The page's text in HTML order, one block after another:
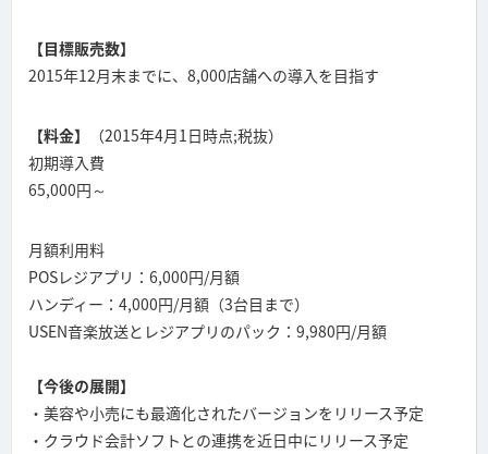
【目標販売数】
2015年12月末までに、8,000店舗への導入を目指す
【料金】
（2015年4月1日時点;税抜）
初期導入費
65,000円～
月額利用料
POSレジアプリ：6,000円/月額
ハンディー：4,000円/月額（3台目まで）
USEN音楽放送とレジアプリのパック：9,980円/月額
【今後の展開】
・美容や小売にも最適化されたバージョンをリリース予定
・クラウド会計ソフトとの連携を近日中にリリース予定